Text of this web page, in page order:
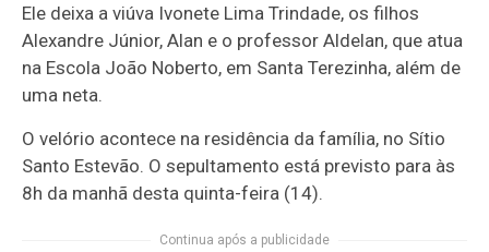
Ele deixa a viúva Ivonete Lima Trindade, os filhos
Alexandre Júnior, Alan e o professor Aldelan, que atua
na Escola João Noberto, em Santa Terezinha, além de
uma neta.
O velório acontece na residência da família, no Sítio
Santo Estevão. O sepultamento está previsto para às
8h da manhã desta quinta-feira (14).
Continua após a publicidade